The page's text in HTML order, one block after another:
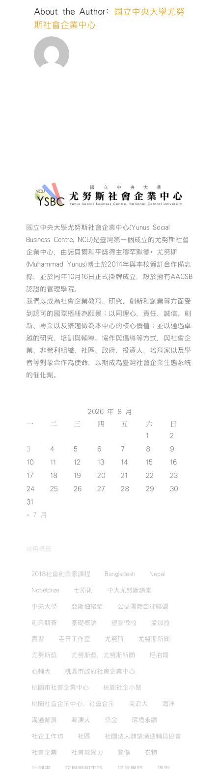
About the Author:
國立中央大學尤努
斯社會企業中心
國立中央大學尤努斯社會企業中心(Yunus Social
Business Centre, NCU)是臺灣第一個成立的尤努斯社會
企業中心，由諾貝爾和平獎得主穆罕默德•尤努斯
(Muhammad Yunus)博士於2014年與本校簽訂合作備忘
錄，並於同年10月16日正式掛牌成立，設於擁有AACSB
認證的管理學院。
我們以成為社會企業教育、研究、創新和創業等方面受
到認可的國際樞紐為願景；以同理心、責任、誠信、創
新、專業以及樂趣做為本中心的核心價值；並以通過卓
越的研究、培訓與輔導、協作與倡導等方式，與社會企
業、非營利組織、社區、政府、投資人、培育家以及學
者等對象合作為使命，以期成為臺灣社會企業生態系統
的催化劑。
2026 年 8 月
一 二 三 四 五 六 日
1
2
3
4 5 6 7 8
9
10
11 12 13 14 15
16
17
18 19 20 21 22
23
24
25 26 27 28 29
30
31
« 7 月
常用標籤
2018社會創業家課程 Bangladesh Nepal
Nobelprize 七原則 中大尤努斯講堂
中央大學 亞斯伯格症 公益團體自律聯盟
創業競賽 基礎概論 塑膠微粒 孟加拉
實習 寺日工作室 尤努斯 尤努斯新聞
尤努斯獎 尤努斯獎，尤努斯新聞 尼泊爾
心輔犬 桃園市政府社會企業中心
桃園市社會企業中心 桃園社企小聚
桃園社會企業中心，社會企業 流浪犬 海洋
溝通輔具 漸凍人 獎金 環境永續
社企工作坊 社區 社團法人麒望溝通輔具協會
社會企業 社會影響力 腦傷 衣物